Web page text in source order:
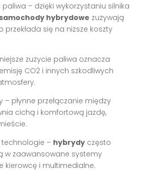
paliwa – dzięki wykorzystaniu silnika
samochody hybrydowe zużywają
przekłada się na niższe koszty
zużycie paliwa oznacza
CO2 i innych szkodliwych
– płynne przełączanie między
cichą i komfortową jazdę,
technologie – hybrydy często
w zaawansowane systemy
kierowcę i multimedialne.